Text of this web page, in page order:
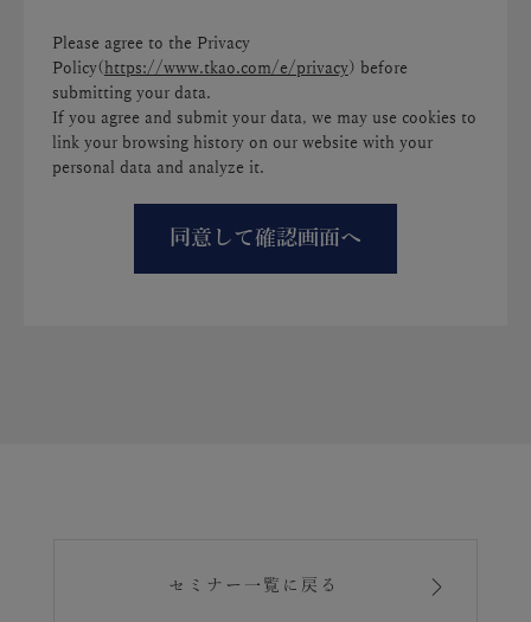
Please agree to the Privacy
Policy( https://www.tkao.com/e/privacy) before
submitting your data.
If you agree and submit your data, we may use cookies to
link your browsing history on our website with your
personal data and analyze it.
セミナー一覧に戻る